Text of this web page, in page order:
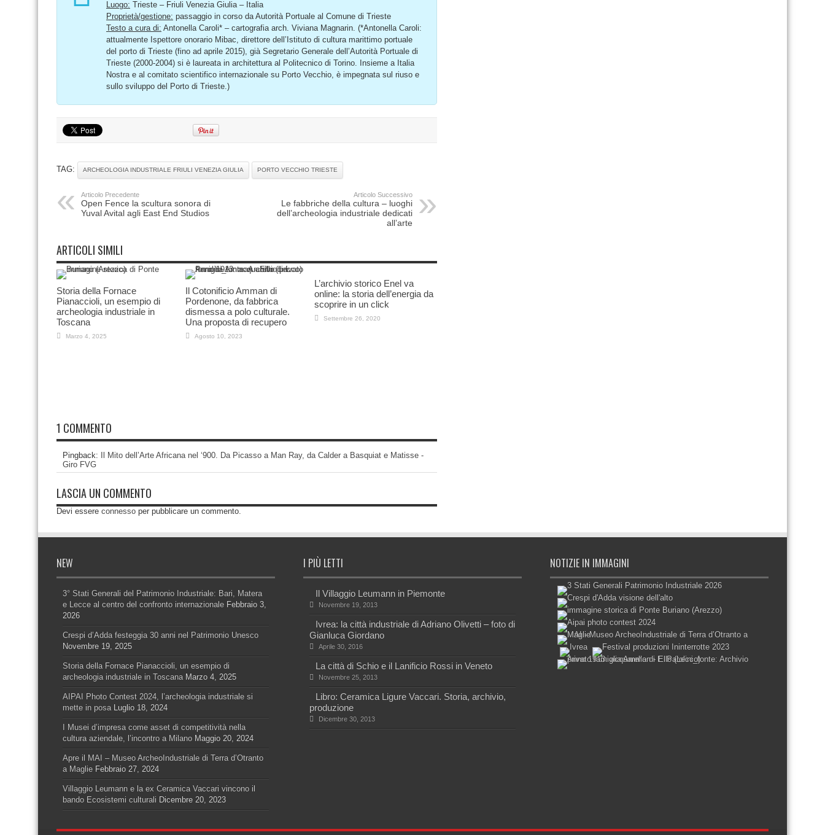
Luogo: Trieste – Friuli Venezia Giulia – Italia
Proprietà/gestione: passaggio in corso da Autorità Portuale al Comune di Trieste
Testo a cura di: Antonella Caroli* – cartografia arch. Viviana Magnarin. (*Antonella Caroli:
attualmente Ispettore onorario Mibac, direttore dell’Istituto di cultura marittimo portuale
del porto di Trieste (fino ad aprile 2015), già Segretario Generale dell’Autorità Portuale di
Trieste (2000-2004) si è laureata in architettura al Politecnico di Torino. Insieme a Italia
Nostra e al comitato scientifico internazionale su Porto Vecchio, è impegnata sul riuso e
sullo sviluppo del Porto di Trieste.)
TAG: ARCHEOLOGIA INDUSTRIALE FRIULI VENEZIA GIULIA PORTO VECCHIO TRIESTE
Articolo Precedente
Open Fence la scultura sonora di
Yuval Avital agli East End Studios
Articolo Successivo
Le fabbriche della cultura – luoghi
dell’archeologia industriale dedicati
all’arte
ARTICOLI SIMILI
Storia della Fornace
Pianaccioli, un esempio di
archeologia industriale in
Toscana
Marzo 4, 2025
Il Cotonificio Amman di
Pordenone, da fabbrica
dismessa a polo culturale.
Una proposta di recupero
Agosto 10, 2023
L’archivio storico Enel va
online: la storia dell’energia da
scoprire in un click
Settembre 26, 2020
1 COMMENTO
Pingback:
Il Mito dell’Arte Africana nel ‘900. Da Picasso a Man Ray, da Calder a Basquiat e Matisse -
Giro FVG
LASCIA UN COMMENTO
Devi essere connesso per pubblicare un commento.
NEW
3° Stati Generali del Patrimonio Industriale: Bari, Matera
e Lecce al centro del confronto internazionale Febbraio 3,
2026
Crespi d’Adda festeggia 30 anni nel Patrimonio Unesco
Novembre 19, 2025
Storia della Fornace Pianaccioli, un esempio di
archeologia industriale in Toscana Marzo 4, 2025
AIPAI Photo Contest 2024, l’archeologia industriale si
mette in posa Luglio 18, 2024
I Musei d’impresa come asset di competitività nella
cultura aziendale, l’incontro a Milano Maggio 20, 2024
Apre il MAI – Museo ArcheoIndustriale di Terra d’Otranto
a Maglie Febbraio 27, 2024
Villaggio Leumann e la ex Ceramica Vaccari vincono il
bando Ecosistemi culturali Dicembre 20, 2023
I PIÙ LETTI
Il Villaggio Leumann in Piemonte
Novembre 19, 2013
Ivrea: la città industriale di Adriano Olivetti – foto di
Gianluca Giordano
Aprile 30, 2016
La città di Schio e il Lanificio Rossi in Veneto
Novembre 25, 2013
Libro: Ceramica Ligure Vaccari. Storia, archivio,
produzione
Dicembre 30, 2013
NOTIZIE IN IMMAGINI